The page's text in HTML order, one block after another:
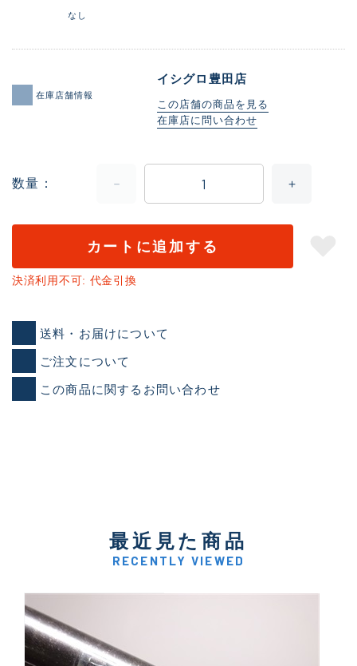
なし
在庫店舗情報
イシグロ豊田店
この店舗の商品を見る
在庫店に問い合わせ
数量
カートに追加する
決済利用不可: 代金引換
送料・お届けについて
ご注文について
この商品に関するお問い合わせ
最近見た商品
RECENTLY VIEWED